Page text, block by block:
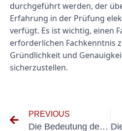
durchgeführt werden, der
Erfahrung in der Prüfung
verfügt. Es ist wichtig, einen
erforderlichen Fachkenntnis
Gründlichkeit und
sicherzustellen.
PREVIOUS
Die Bedeutung der Erstprüfung Elektrischer Anlagen: Ein Leitfaden zum Prüfprotokoll